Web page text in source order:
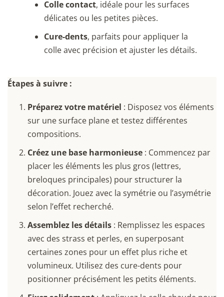
Colle contact, idéale pour les surfaces
délicates ou les petites pièces.
Cure-dents, parfaits pour appliquer la
colle avec précision et ajuster les détails.
Étapes à suivre :
Préparez votre matériel : Disposez vos éléments
sur une surface plane et testez différentes
compositions.
Créez une base harmonieuse : Commencez par
placer les éléments les plus gros (lettres,
breloques principales) pour structurer la
décoration. Jouez avec la symétrie ou l’asymétrie
selon l’effet recherché.
Assemblez les détails : Remplissez les espaces
avec des strass et perles, en superposant
certaines zones pour un effet plus riche et
volumineux. Utilisez des cure-dents pour
positionner précisément les petits éléments.